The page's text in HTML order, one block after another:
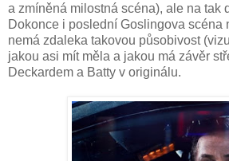
a zmíněná milostná scéna), ale na tak
Dokonce i poslední Goslingova scéna
nemá zdaleka takovou působivost
jakou asi mít měla a jakou má závěr
Deckardem a Batty v originálu.